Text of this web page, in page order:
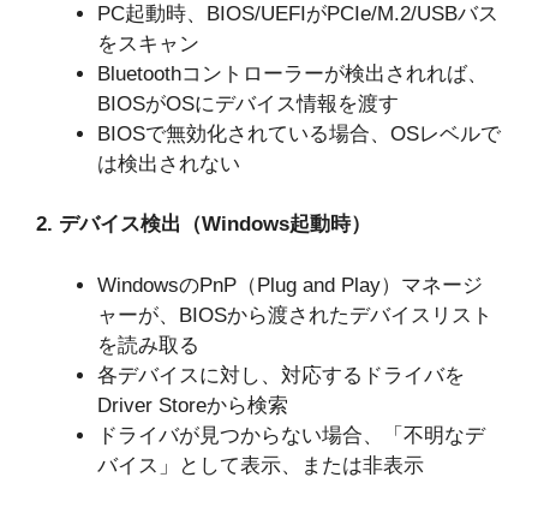
PC起動時、BIOS/UEFIがPCIe/M.2/USBバス
をスキャン
Bluetoothコントローラーが検出されれば、
BIOSがOSにデバイス情報を渡す
BIOSで無効化されている場合、OSレベルで
は検出されない
2. デバイス検出（Windows起動時）
WindowsのPnP（Plug and Play）マネージ
ャーが、BIOSから渡されたデバイスリスト
を読み取る
各デバイスに対し、対応するドライバを
Driver Storeから検索
ドライバが見つからない場合、「不明なデ
バイス」として表示、または非表示